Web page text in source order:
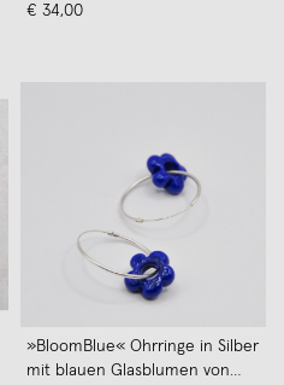
€ 34,00
»BloomBlue« Ohrringe in Silber
mit blauen Glasblumen von